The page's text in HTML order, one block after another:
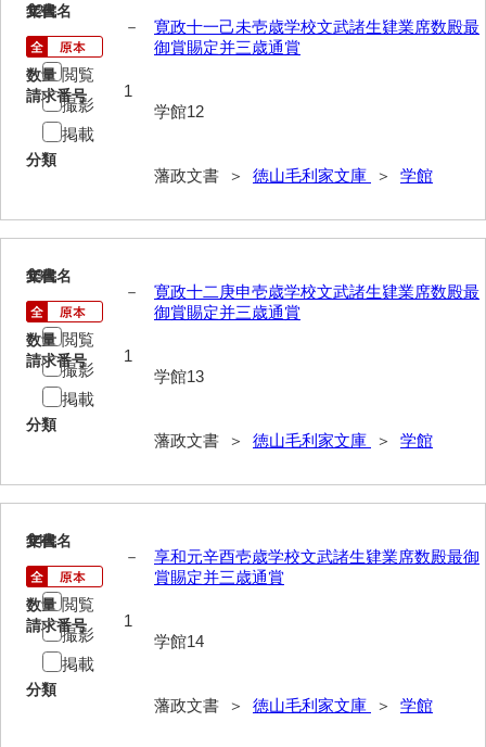
御触事録
法制録
西殿日記
大坂日記・御留守居方日記
福間隆廉自記
大番所日記
元寛日記
他境役人奉書録
御本家向書抜
領内惣人数付
12
文書名
寛政十一己未壱歳学校文武諸生肄業席数殿最
御賞賜定并三歳通賞
請求番号
学館12
分類
藩政文書 ＞ 徳山毛利家文庫 ＞ 学館
年代
－
数量
1
閲覧
撮影
掲載
13
文書名
寛政十二庚申壱歳学校文武諸生肄業席数殿最
御賞賜定并三歳通賞
請求番号
学館13
分類
藩政文書 ＞ 徳山毛利家文庫 ＞ 学館
年代
－
数量
1
閲覧
撮影
掲載
14
文書名
享和元辛酉壱歳学校文武諸生肄業席数殿最御
賞賜定并三歳通賞
請求番号
学館14
分類
藩政文書 ＞ 徳山毛利家文庫 ＞ 学館
年代
－
数量
1
閲覧
撮影
掲載